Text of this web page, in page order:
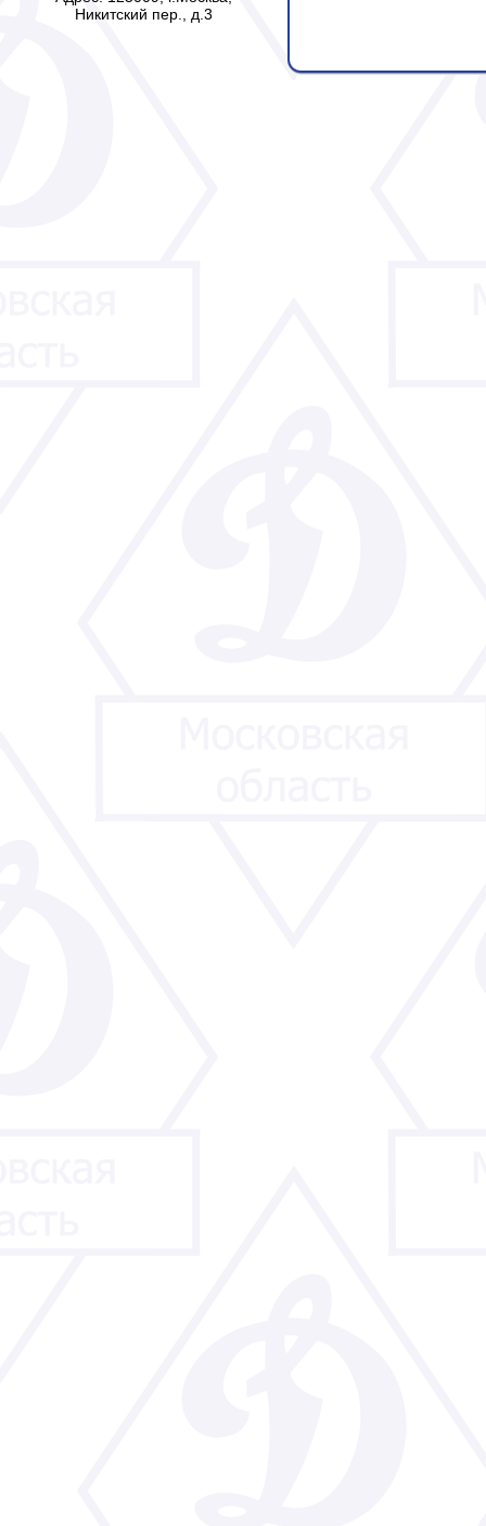
Никитский пер., д.3